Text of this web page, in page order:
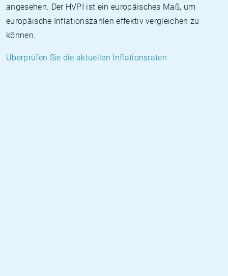
angesehen. Der HVPI ist ein europäisches Maß, um
europäische Inflationszahlen effektiv vergleichen zu
können.
Überprüfen Sie die aktuellen Inflationsraten